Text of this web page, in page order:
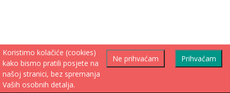
Prihvaćam
Ne prihvaćam
Koristimo kolačiće (cookies)
kako bismo pratili posjete na
našoj stranici, bez spremanja
Vaših osobnih detalja.